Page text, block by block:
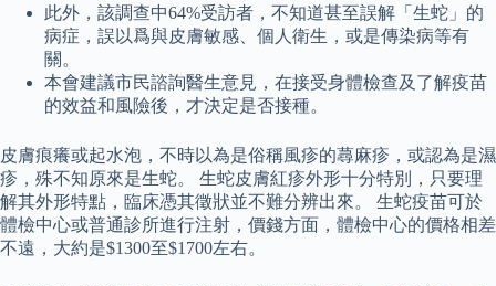
此外，該調查中64%受訪者，不知道甚至誤解「生蛇」的
病症，誤以爲與皮膚敏感、個人衛生，或是傳染病等有
關。
本會建議市民諮詢醫生意見，在接受身體檢查及了解疫苗
的效益和風險後，才決定是否接種。
皮膚痕癢或起水泡，不時以為是俗稱風疹的蕁麻疹，或認為是濕
疹，殊不知原來是生蛇。 生蛇皮膚紅疹外形十分特別，只要理
解其外形特點，臨床憑其徵狀並不難分辨出來。 生蛇疫苗可於
體檢中心或普通診所進行注射，價錢方面，體檢中心的價格相差
不遠，大約是$1300至$1700左右。